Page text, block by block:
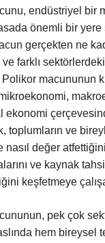
endüstriyel bir
önemli bir yere
gerçekten ne
ve farklı
macununun
ekonomi
toplumların ve
nasıl değer
ve kaynak
keşfetmeye
pek çok
hem bireysel